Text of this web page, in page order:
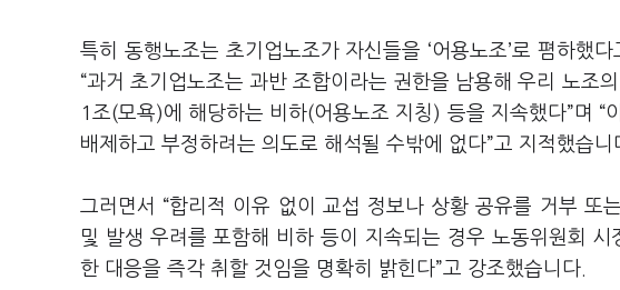
특히 동행노조는 초기업노조가 자신들을 ‘어용노조’로 폄하했다
“과거 초기업노조는 과반 조합이라는 권한을 남용해 우리 노조
1 조(모욕)에 해당하는 비하(어용노조 지칭 ) 등을 지속했다”며 “
배제하고 부정하려는 의도로 해석될 수밖에 없다”고 지적했습니
그러면서 “합리적 이유 없이 교섭 정보나 상황 공유를 거부 또
및 발생 우려를 포함해 비하 등이 지속되는 경우 노동위원회
한 대응을 즉각 취할 것임을 명확히 밝힌다”고 강조했습니다